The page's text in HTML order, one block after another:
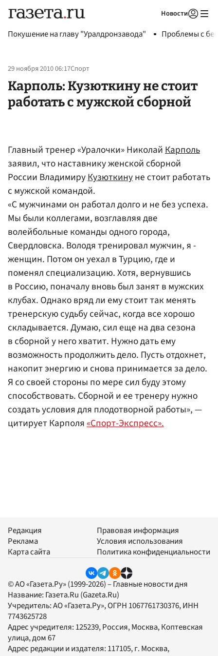
Новости
Покушение на главу "Уралдронзавода" Проблемы с
29 ноября 2010 06:17Спорт
Карполь: Кузюткину не стоит
работать с мужской сборной
Главный тренер «Уралочки» НиколайКарполь
заявил, что наставнику женской сборной
России ВладимируКузюткинуне стоит работать
с мужской командой.
«С мужчинами он работал долго и не без успеха.
Мы были коллегами, возглавляя две
волейбольные команды одного города,
Свердловска. Володя тренировал мужчин, я -
женщин. Потом он уехал в Турцию, где и
поменял специализацию. Хотя, вернувшись
в Россию, поначалу вновь был занят в мужских
клубах. Однако вряд ли ему стоит так менять
тренерскую судьбу сейчас, когда все хорошо
складывается. Думаю, сил еще на два сезона
в сборной у него хватит. Нужно дать ему
возможность продолжить дело. Пусть отдохнет,
накопит энергию и снова принимается за дело.
Я со своей стороны по мере сил буду этому
способствовать. Сборной и ее тренеру нужно
создать условия для плодотворной работы», —
цитирует Карполя«Спорт-Экспресс».
Редакция
Реклама
Карта сайта
Правовая информация
Условия использования
Политика конфиденциальности
© АО «Газета.Ру» (1999-2026) – Главные новости дня
Название: Газета.Ru (Gazeta.Ru)
Учредитель:АО «Газета.Ру», ОГРН 1067761730376, ИНН
7743625728
Адрес учредителя: 125239, Россия, Москва, Коптевская
улица, дом 67
Адрес редакции и издателя: 117105, г. Москва,